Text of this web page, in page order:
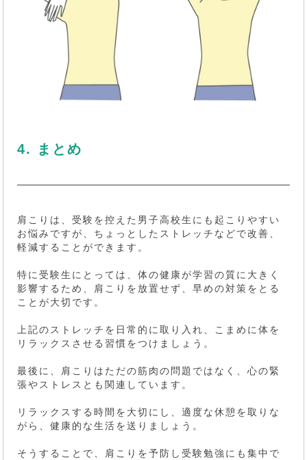
4. まとめ
肩こりは、受験を控えた男子高校生にも起こりやすい
お悩みですが、ちょっとしたストレッチなどで改善、
軽減することができます。
特に受験生にとっては、体の健康が学習の質に大きく
影響するため、肩こりを放置せず、早めの対策をとる
ことが大切です。
上記のストレッチを日常的に取り入れ、こまめに体を
リラックスさせる習慣をつけましょう。
最後に、肩こりはただの筋肉の問題ではなく、心の緊
張やストレスとも関連しています。
リラックスする時間を大切にし、適度な休憩を取りな
がら、健康的な生活を送りましょう。
そうすることで、肩こりを予防し受験勉強にも集中で